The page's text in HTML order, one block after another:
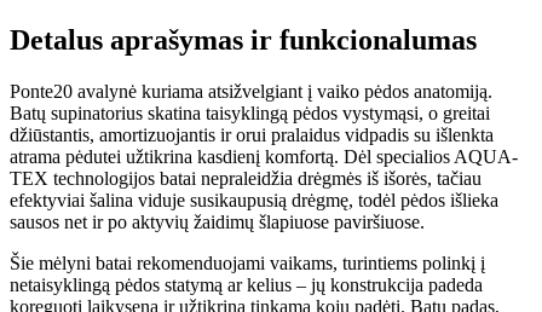
Detalus aprašymas ir funkcionalumas
Ponte20 avalynė kuriama atsižvelgiant į vaiko pėdos anatomiją.
Batų supinatorius skatina taisyklingą pėdos vystymąsi, o greitai
džiūstantis, amortizuojantis ir orui pralaidus vidpadis su išlenkta
atrama pėdutei užtikrina kasdienį komfortą. Dėl specialios AQUA-
TEX technologijos batai nepraleidžia drėgmės iš išorės, tačiau
efektyviai šalina viduje susikaupusią drėgmę, todėl pėdos išlieka
sausos net ir po aktyvių žaidimų šlapiuose paviršiuose.
Šie mėlyni batai rekomenduojami vaikams, turintiems polinkį į
netaisyklingą pėdos statymą ar kelius – jų konstrukcija padeda
koreguoti laikyseną ir užtikrina tinkamą kojų padėtį. Batų padas,